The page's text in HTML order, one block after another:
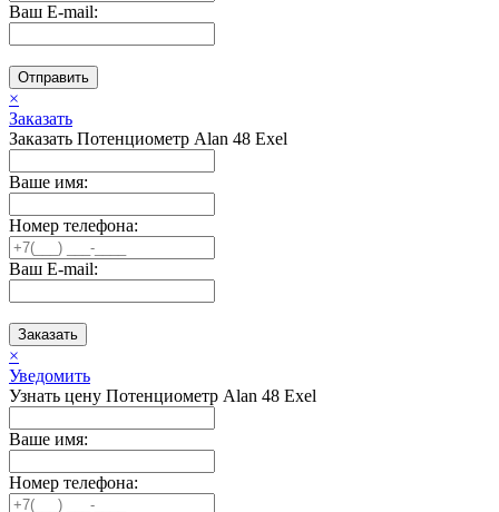
Ваш E-mail:
Отправить
×
Заказать
Заказать Потенциометр Alan 48 Exel
Ваше имя:
Номер телефона:
Ваш E-mail:
Заказать
×
Уведомить
Узнать цену Потенциометр Alan 48 Exel
Ваше имя:
Номер телефона: